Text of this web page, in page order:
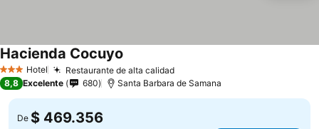
3 Estrellas
Hotel Restaurante de alta calidadVer precios
Hacienda Cocuyo
8,8 Excelente 680 Santa Barbara de Samana
De $ 469.356